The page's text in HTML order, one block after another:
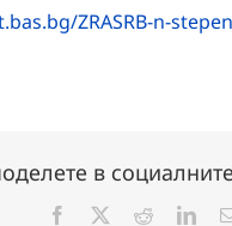
ZRASRB-n-
в
Facebook Reddit